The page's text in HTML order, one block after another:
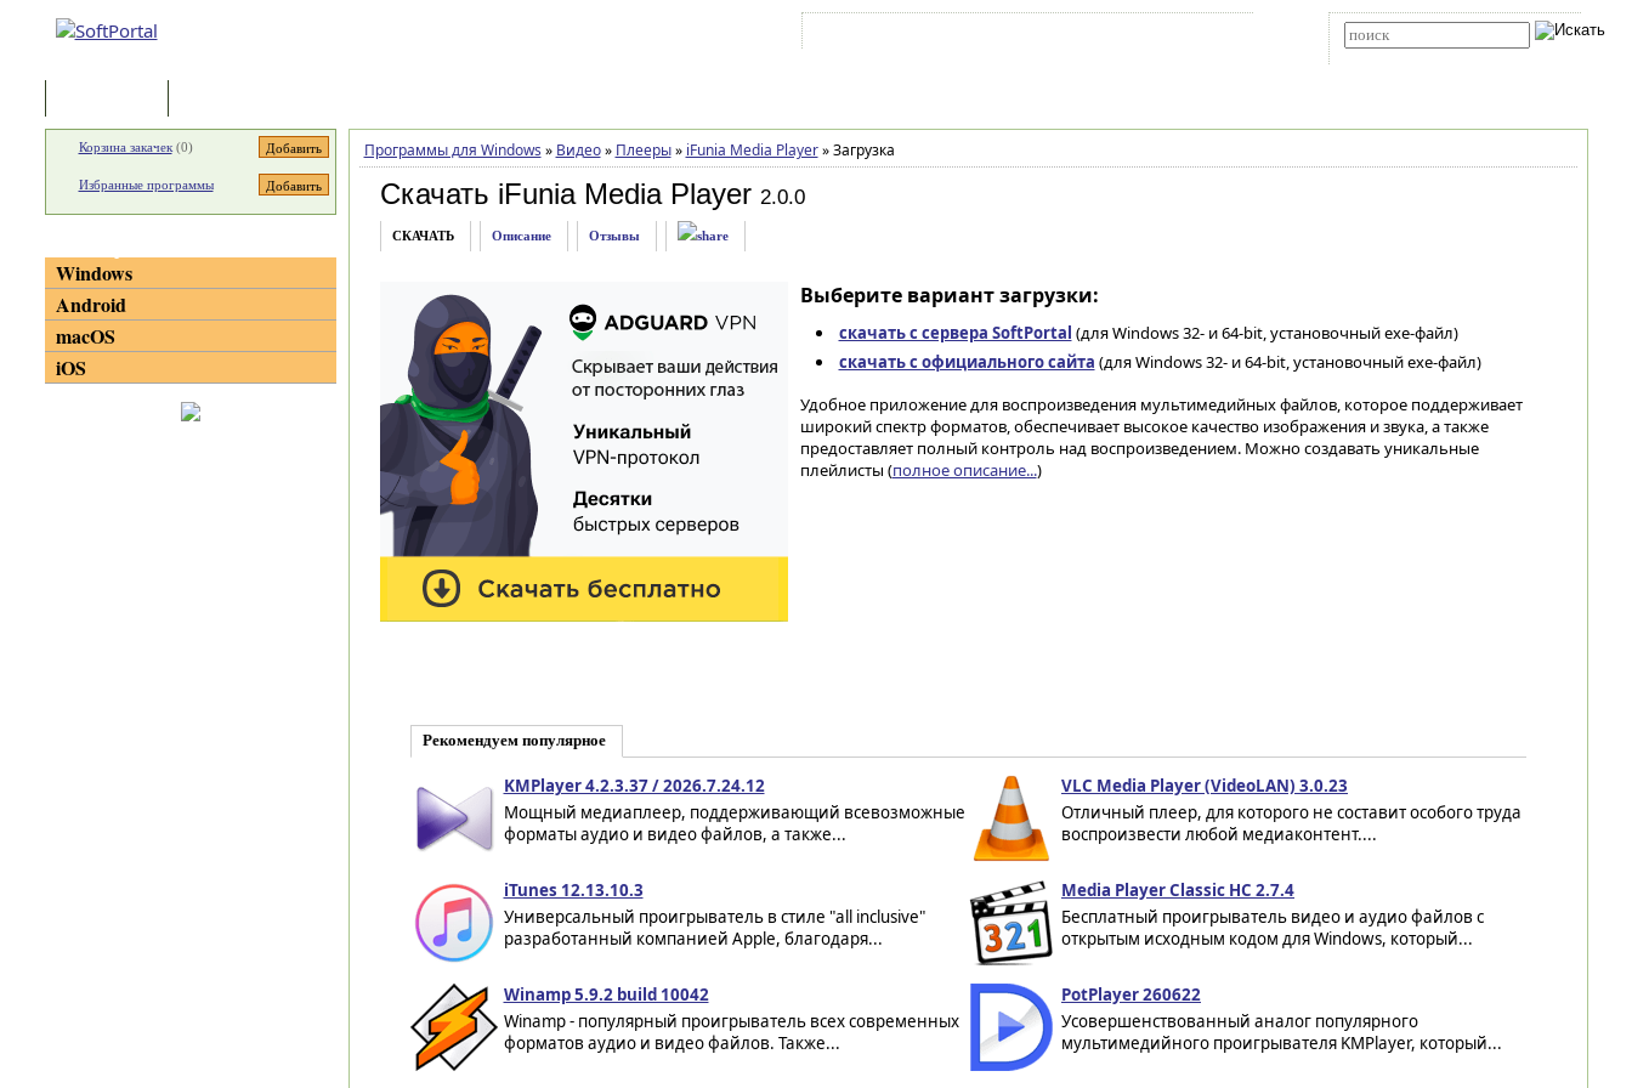
Программы для Windows » Видео » Плееры » iFunia Media Player »Загрузка
Скачать iFunia Media Player 2.0.0
СКАЧАТЬ Описание Отзывы
Выберите вариант загрузки:
скачать с сервера SoftPortal (для Windows 32- и 64-bit, установочный exe-файл)
скачать с официального сайта (для Windows 32- и 64-bit, установочный exe-файл)
Удобное приложение для воспроизведения мультимедийных файлов, которое поддерживает
широкий спектр форматов, обеспечивает высокое качество изображения и звука, а также
предоставляет полный контроль над воспроизведением. Можно создавать уникальные
плейлисты (полное описание...)
Рекомендуем популярное
KMPlayer 4.2.3.37 / 2026.7.24.12
Мощный медиаплеер, поддерживающий всевозможные
форматы аудио и видео файлов, а также...
VLC Media Player (VideoLAN) 3.0.23
Отличный плеер, для которого не составит особого труда
воспроизвести любой медиаконтент....
iTunes 12.13.10.3
Универсальный проигрыватель в стиле "all inclusive"
разработанный компанией Apple, благодаря...
Media Player Classic HC 2.7.4
Бесплатный проигрыватель видео и аудио файлов с
открытым исходным кодом для Windows, который...
Winamp 5.9.2 build 10042
Winamp - популярный проигрыватель всех современных
форматов аудио и видео файлов. Также...
PotPlayer 260622
Усовершенствованный аналог популярного
мультимедийного проигрывателя KMPlayer, который...
Корзина закачек(0)
Избранные программы
Windows
Android
macOS
iOS